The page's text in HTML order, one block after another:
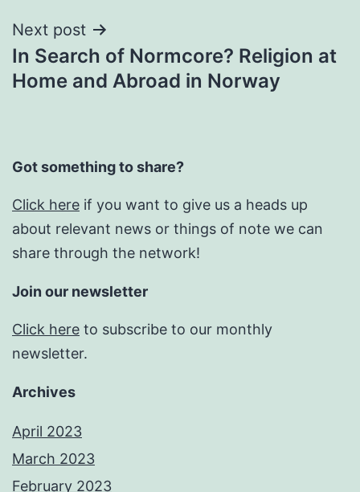
Next post
In Search of Normcore? Religion at
Home and Abroad in Norway
Got something to share?
Click here if you want to give us a heads up
about relevant news or things of note we can
share through the network!
Join our newsletter
Click here to subscribe to our monthly
newsletter.
Archives
April 2023
March 2023
February 2023